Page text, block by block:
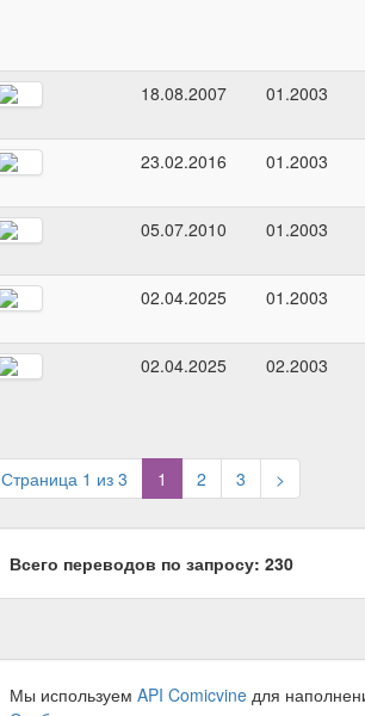
18.08.2007 01.2003
23.02.2016 01.2003
05.07.2010 01.2003
02.04.2025 01.2003
02.04.2025 02.2003
Страница 1 из 3 1 (current)
2 3 >
Всего переводов по запросу: 230
Мы используем API Comicvine для